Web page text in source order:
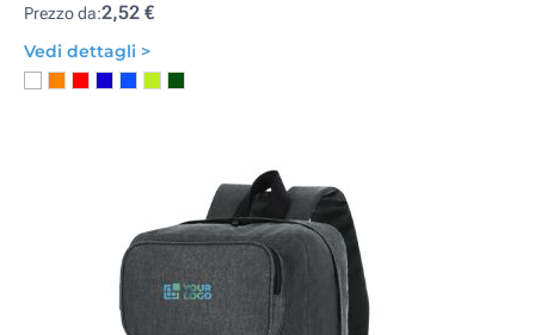
Prezzo da:2,52 €
Vedi dettagli >